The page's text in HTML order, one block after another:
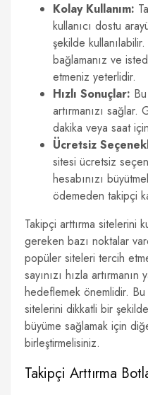
Kolay Kullanım:
kullanıcı dostu
şekilde
bağlamanız ve
etmeniz yeterlidir.
Hızlı Sonuçlar:
artırmanızı
dakika veya saat
Ücretsiz
sitesi ücretsiz
hesabınızı
ödemeden takipçi
Takipçi arttırma sitelerini
gereken bazı noktalar
popüler siteleri tercih
sayınızı hızla
hedeflemek önemlidir.
sitelerini dikkatli bir
büyüme sağlamak için
birleştirmelisiniz.
Takipçi Arttırma